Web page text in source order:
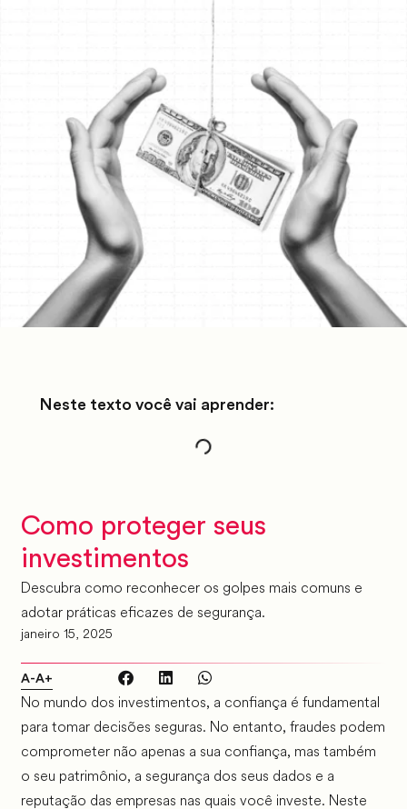
Como proteger seus
investimentos
Descubra como reconhecer os golpes mais comuns e
adotar práticas eficazes de segurança.
janeiro 15, 2025
A-A+
No mundo dos investimentos, a confiança é fundamental
para tomar decisões seguras. No entanto, fraudes podem
comprometer não apenas a sua confiança, mas também
o seu patrimônio, a segurança dos seus dados e a
reputação das empresas nas quais você investe. Neste
Neste texto você vai aprender: